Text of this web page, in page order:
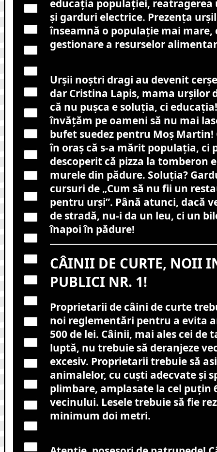
educația populației, reatragerea
și garduri electrice. Prezența
înseamnă o populație mai mare,
gestionare a resurselor
Urșii noștri dragi au devenit
dar Cristina Lapis, mama urșilor
că nu pușca e soluția, ci
învățăm pe oameni să nu mai
bufet suedez pentru Moș Martin!
în oraș că s-a mărit populația, ci
descoperit că pizza la tomberon
murele din pădure. Soluția?
cursuri de „Cum să nu fii un
pentru urși”. Până atunci, dacă
de stradă, nu-i da un leu, ci un
înapoi în pădure!
CÂINII DE CURTE, NOII
PUBLICI NR. 1!
Proprietarii de câini de curte
noi reglementări pentru a evita
500 de lei. Câinii, mai ales cei de
luptă, nu trebuie să deranjeze
excesiv. Proprietarii trebuie să
animalelor, cu cuști adecvate și
plimbare, amplasate la cel puțin
vecinului. Lesele trebuie să fie
minimum doi metri.